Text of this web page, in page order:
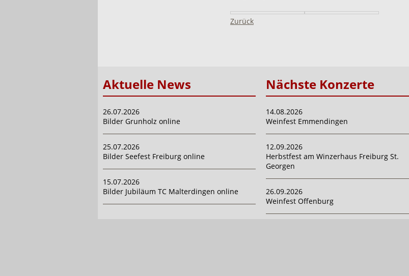
Zurück
Aktuelle News
26.07.2026
Bilder Grunholz online
25.07.2026
Bilder Seefest Freiburg online
15.07.2026
Bilder Jubiläum TC Malterdingen online
Nächste Konzerte
14.08.2026
Weinfest Emmendingen
12.09.2026
Herbstfest am Winzerhaus Freiburg St.
Georgen
26.09.2026
Weinfest Offenburg